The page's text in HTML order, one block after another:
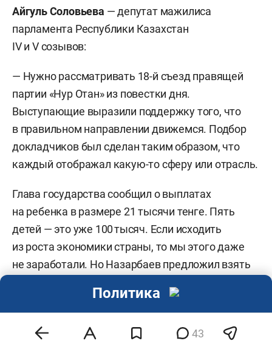
Айгуль Соловьева — депутат мажилиса
парламента Республики Казахстан
IV и V созывов:
— Нужно рассматривать 18-й съезд правящей
партии «Нур Отан» из повестки дня.
Выступающие выразили поддержку того, что
в правильном направлении движемся. Подбор
докладчиков был сделан таким образом, что
каждый отображал какую-то сферу или отрасль.
Глава государства сообщил о выплатах
на ребенка в размере 21 тысячи тенге. Пять
детей — это уже 100 тысяч. Если исходить
из роста экономики страны, то мы этого даже
не заработали. Но Назарбаев предложил взять
из национального фонда. Ключевая мысль
была, чтобы не зрело социальное
иждивенчество, а чтобы выплаты были разумно
43
Политика